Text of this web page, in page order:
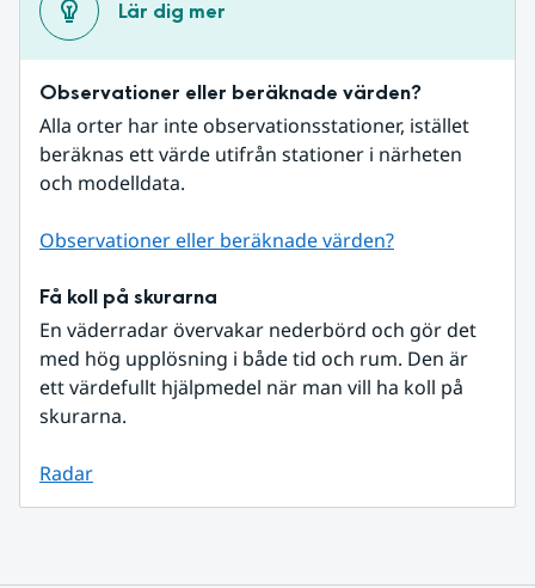
Lär dig mer
Observationer eller beräknade värden?
Alla orter har inte observationsstationer, istället
beräknas ett värde utifrån stationer i närheten
och modelldata.
Observationer eller beräknade värden?
Få koll på skurarna
En väderradar övervakar nederbörd och gör det
med hög upplösning i både tid och rum. Den är
ett värdefullt hjälpmedel när man vill ha koll på
skurarna.
Radar